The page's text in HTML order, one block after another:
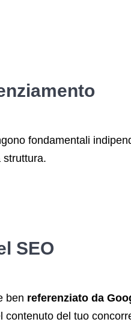
fondamentali
struttura.
SEO
ben referenziato da
del tuo